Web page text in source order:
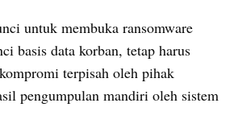
untuk membuka ransomware
basis data korban, tetap harus
terpisah oleh pihak
pengumpulan mandiri oleh sistem